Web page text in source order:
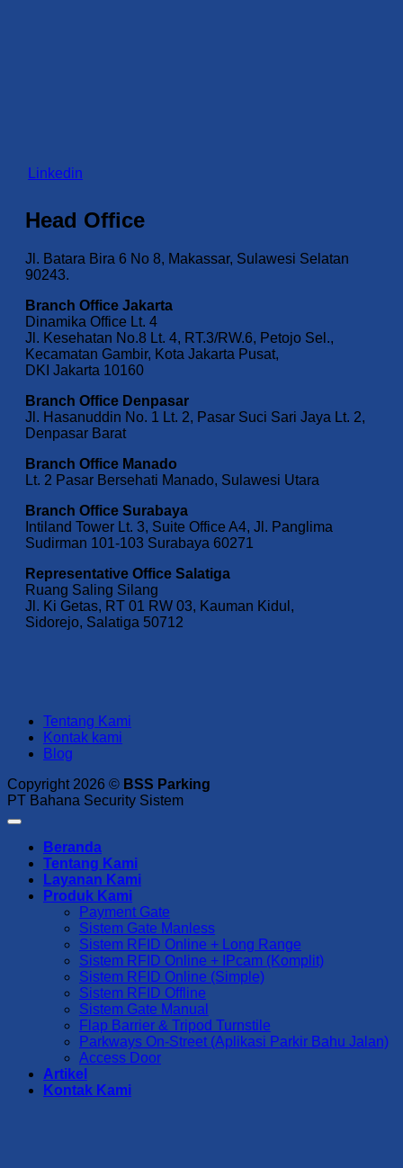
Linkedin
Head Office
Jl. Batara Bira 6 No 8, Makassar, Sulawesi Selatan
90243.
Branch Office Jakarta
Dinamika Office Lt. 4
Jl. Kesehatan No.8 Lt. 4, RT.3/RW.6, Petojo Sel.,
Kecamatan Gambir, Kota Jakarta Pusat,
DKI Jakarta 10160
Branch Office Denpasar
Jl. Hasanuddin No. 1 Lt. 2, Pasar Suci Sari Jaya Lt. 2,
Denpasar Barat
Branch Office Manado
Lt. 2 Pasar Bersehati Manado, Sulawesi Utara
Branch Office Surabaya
Intiland Tower Lt. 3, Suite Office A4, Jl. Panglima
Sudirman 101-103 Surabaya 60271
Representative Office Salatiga
Ruang Saling Silang
Jl. Ki Getas, RT 01 RW 03, Kauman Kidul,
Sidorejo, Salatiga 50712
Tentang Kami
Kontak kami
Blog
Copyright 2026 © BSS Parking
PT Bahana Security Sistem
Beranda
Tentang Kami
Layanan Kami
Produk Kami
Payment Gate
Sistem Gate Manless
Sistem RFID Online + Long Range
Sistem RFID Online + IPcam (Komplit)
Sistem RFID Online (Simple)
Sistem RFID Offline
Sistem Gate Manual
Flap Barrier & Tripod Turnstile
Parkways On-Street (Aplikasi Parkir Bahu Jalan)
Access Door
Artikel
Kontak Kami